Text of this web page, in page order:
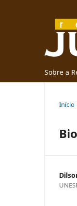
Sobre a
Início